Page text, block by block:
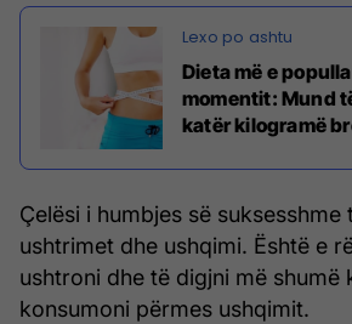
Dieta më e
momentit: Mund
katër kilogramë
Çelësi i humbjes së suksesshme
ushtrimet dhe ushqimi. Është e
ushtroni dhe të digjni më shumë
konsumoni përmes ushqimit.